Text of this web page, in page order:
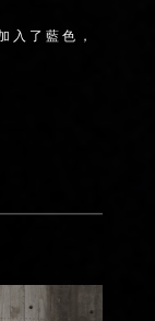
入了藍色，